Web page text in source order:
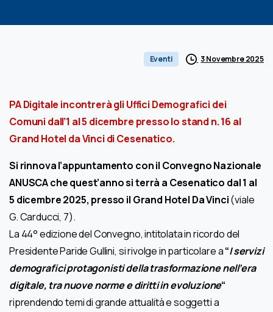
Eventi 3 Novembre 2025
PA Digitale incontrerà gli Uffici Demografici dei
Comuni dall’1 al 5 dicembre presso lo stand n. 16 al
Grand Hotel da Vinci di Cesenatico.
Si rinnova l’appuntamento con il Convegno Nazionale
ANUSCA che quest’anno si terrà a Cesenatico dal 1 al
5 dicembre 2025, presso il Grand Hotel Da Vinci(viale
G. Carducci, 7).
La 44° edizione del Convegno, intitolata in ricordo del
Presidente Paride Gullini, si rivolge in particolare a“I servizi
demografici protagonisti della trasformazione nell’era
digitale, tra nuove norme e diritti in evoluzione“
riprendendo temi di grande attualità e soggetti a